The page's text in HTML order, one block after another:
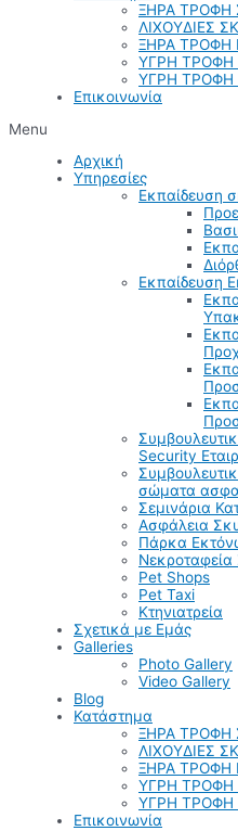
ΞΗΡΑ ΤΡΟΦΗ
ΛΙΧΟΥΔΙΕΣ
ΞΗΡΑ ΤΡΟΦΗ
ΥΓΡΗ ΤΡΟΦΗ
ΥΓΡΗ ΤΡΟΦΗ
Επικοινωνία
Menu
Αρχική
Υπηρεσίες
Εκπαίδευση
Εκπαίδευση
Security
σώματα
Σεμινάρια
Ασφάλεια
Πάρκα
Pet Shops
Pet Taxi
Κτηνιατρεία
Σχετικά με Εμάς
Galleries
Photo Gallery
Video Gallery
Blog
Κατάστημα
ΞΗΡΑ ΤΡΟΦΗ
ΛΙΧΟΥΔΙΕΣ
ΞΗΡΑ ΤΡΟΦΗ
ΥΓΡΗ ΤΡΟΦΗ
ΥΓΡΗ ΤΡΟΦΗ
Επικοινωνία